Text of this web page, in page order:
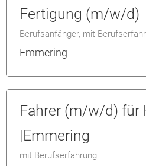
Fertigung (m/w/d)
Berufsanfänger, mit
Emmering
Fahrer (m/w/d) für
|Emmering
mit Berufserfahrung